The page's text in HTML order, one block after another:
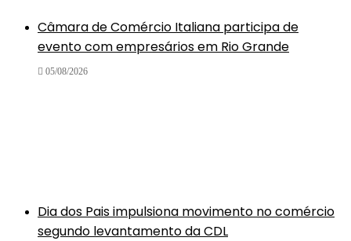
Câmara de Comércio Italiana participa de
evento com empresários em Rio Grande
05/08/2026
Dia dos Pais impulsiona movimento no comércio
segundo levantamento da CDL